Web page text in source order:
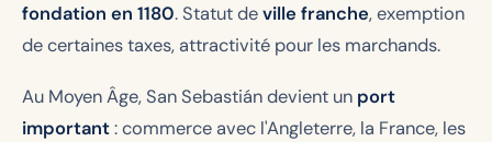
fondation en 1180. Statut deville franche, exemption
de certaines taxes, attractivité pour les marchands.
Au Moyen Âge, San Sebastián devient un port
important: commerce avec l'Angleterre, la France, les